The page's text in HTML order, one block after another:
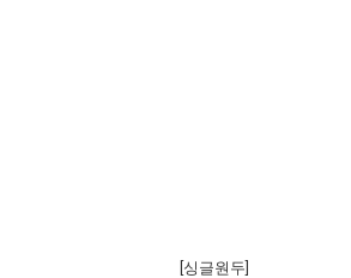
[싱글원두]